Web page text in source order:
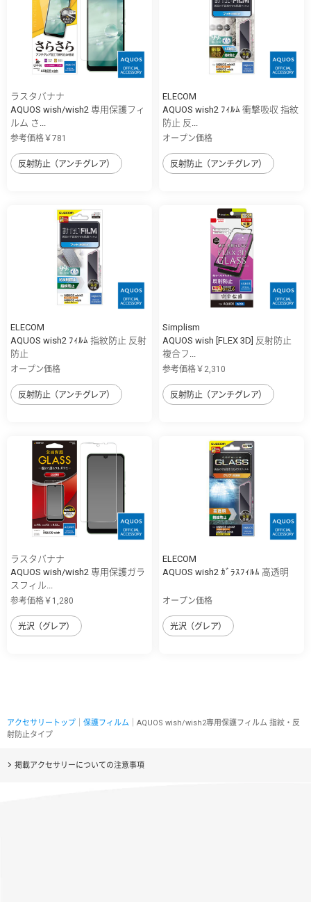
ラスタバナナ
AQUOS wish/wish2 専用保護フィ
ルム さ...
参考価格￥781
反射防止（アンチグレア）
ELECOM
AQUOS wish2 ﾌｨﾙﾑ 衝撃吸収 指紋
防止 反...
オープン価格
反射防止（アンチグレア）
ELECOM
AQUOS wish2 ﾌｨﾙﾑ 指紋防止 反射
防止
オープン価格
反射防止（アンチグレア）
Simplism
AQUOS wish [FLEX 3D] 反射防止
複合フ...
参考価格￥2,310
反射防止（アンチグレア）
ラスタバナナ
AQUOS wish/wish2 専用保護ガラ
スフィル...
参考価格￥1,280
光沢（グレア）
ELECOM
AQUOS wish2 ｶﾞﾗｽﾌｨﾙﾑ 高透明
オープン価格
光沢（グレア）
アクセサリートップ 保護フィルム ｜AQUOS wish/wish2専用保護フィルム 指紋・反
射防止タイプ
掲載アクセサリーについての注意事項